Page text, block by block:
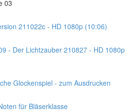
03
211022c - HD 1080p (10:06)
- Der Lichtzauber 210827 - HD 1080p
Glockenspiel - zum Ausdrucken
für Bläserklasse